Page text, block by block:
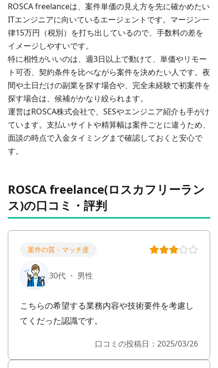
ROSCA freelanceは、案件単価の見え方を先に確かめたい
ITエンジニアに向いているエージェントです。 マージン一
律15万円（税別） を打ち出しているので、手数料の差を
イメージしやすいです。
特に相性がいいのは、週3日以上で動けて、単価やリモー
ト可否、契約条件を比べながら案件を決めたい人です。夜
間や土日だけの副業を探す場合や、完全未経験で初案件を
探す場合は、候補がかなり絞られます。
運営はROSCA株式会社で、SESやエンジニア紹介も手がけ
ています。支払いサイトや精算幅は案件ごとに違うため、
面談の時点で入金タイミングまで確認しておくと安心で
す。
ROSCA freelance(ロスカフリーラン
ス)の口コミ・評判
案件の質・マッチ度
30代 ・ 男性
こちらの希望する業務内容や技術要件を考慮し
てくだった認識です。
口コミの投稿日：2025/03/26